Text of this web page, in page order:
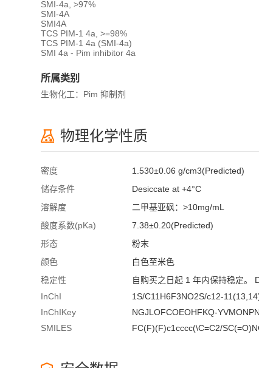
SMI-4a, >97%
SMI-4A
SMI4A
TCS PIM-1 4a, >=98%
TCS PIM-1 4a (SMI-4a)
SMI 4a - Pim inhibitor 4a
所属类别
生物化工：Pim 抑制剂
物理化学性质
密度
1.530±0.06 g/cm3(Predicted)
储存条件
Desiccate at +4°C
溶解度
二甲基亚砜：>10mg/mL
酸度系数(pKa)
7.38±0.20(Predicted)
形态
粉末
颜色
白色至米色
稳定性
自购买之日起 1 年内保持稳定。
InChI
1S/C11H6F3NO2S/c12-
InChIKey
NGJLOFCOEOHFKQ-
SMILES
FC(F)(F)c1cccc(\C=C2/